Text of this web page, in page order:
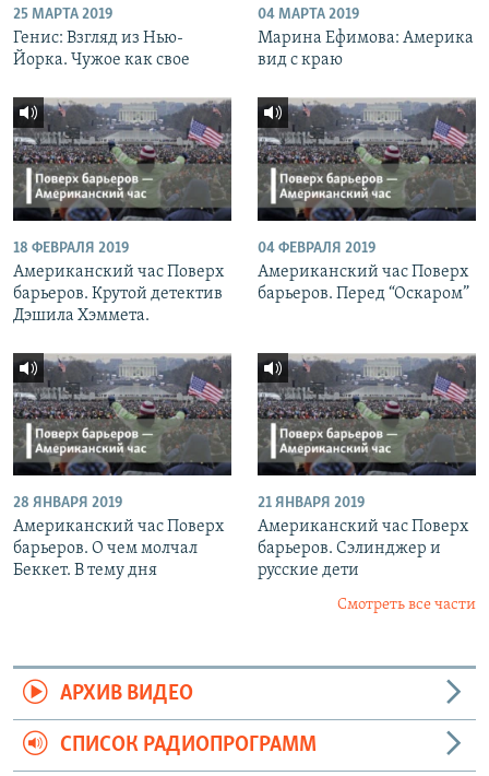
25 МАРТА 2019
Генис: Взгляд из Нью-
Йорка. Чужое как свое
04 МАРТА 2019
Марина Ефимова: Америка
вид с краю
18 ФЕВРАЛЯ 2019
Американский час Поверх
барьеров. Крутой детектив
Дэшила Хэммета.
04 ФЕВРАЛЯ 2019
Американский час Поверх
барьеров. Перед “Оскаром”
28 ЯНВАРЯ 2019
Американский час Поверх
барьеров. О чем молчал
Беккет. В тему дня
21 ЯНВАРЯ 2019
Американский час Поверх
барьеров. Сэлинджер и
русские дети
Смотреть все части
АРХИВ ВИДЕО
СПИСОК РАДИОПРОГРАММ